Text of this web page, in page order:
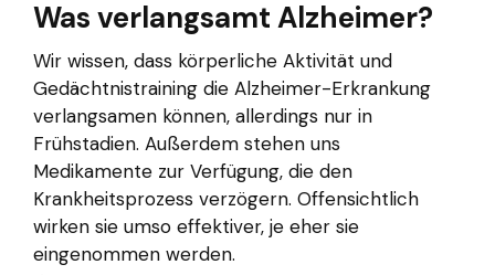
Was verlangsamt Alzheimer?
Wir wissen, dass körperliche Aktivität und
Gedächtnistraining die Alzheimer-Erkrankung
verlangsamen können, allerdings nur in
Frühstadien. Außerdem stehen uns
Medikamente zur Verfügung, die den
Krankheitsprozess verzögern. Offensichtlich
wirken sie umso effektiver, je eher sie
eingenommen werden.